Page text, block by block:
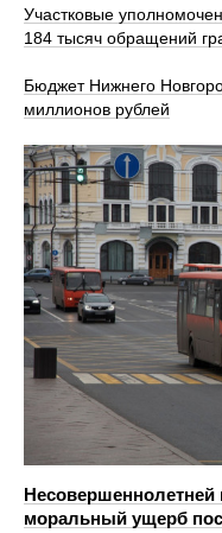
Участковые
184 тысяч обращений
Бюджет Нижнего
миллионов рублей
Несовершеннолетней
моральный ущерб